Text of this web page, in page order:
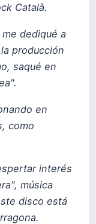
Català.
dediqué a
producción
saqué en
en
como
interés
música
disco está